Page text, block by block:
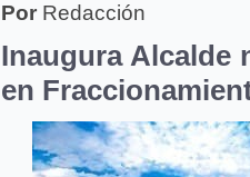
Por Redacción
Inaugura Alcalde
en